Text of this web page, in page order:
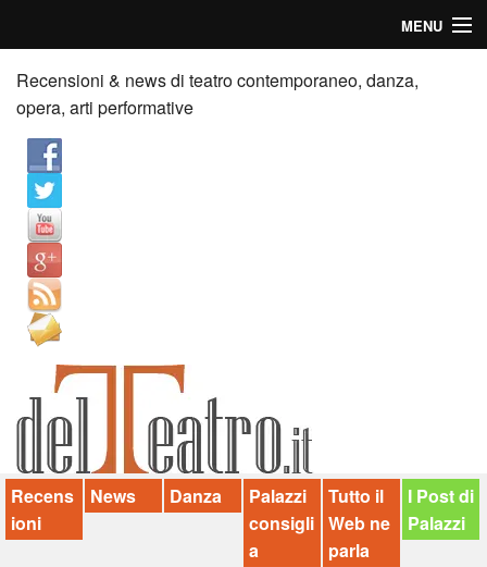
MENU
Home
Recensioni
Anticipazioni
News
Palazzi consiglia
Video
Chi siamo
Contatti
dT in English
Recensioni & news di teatro contemporaneo, danza,
opera, arti performative
Recens
ioni
News Danza
Palazzi
consigli
a
Tutto il
Web ne
parla
I Post di
Palazzi